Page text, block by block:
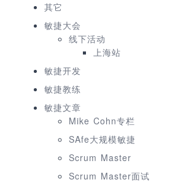
其它
敏捷大会
线下活动
上海站
敏捷开发
敏捷教练
敏捷文章
Mike Cohn专栏
SAfe大规模敏捷
Scrum Master
Scrum Master面试